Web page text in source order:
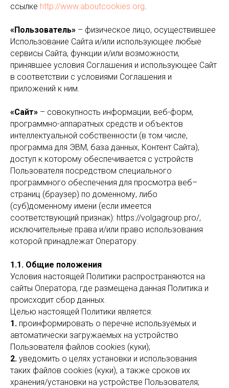
ссылке http://www.aboutcookies.org.
«Пользователь» – физическое лицо, осуществившее
Использование Сайта и/или использующее любые
сервисы Сайта, функции и/или возможности,
принявшее условия Соглашения и использующее Сайт
в соответствии с условиями Соглашения и
приложений к ним.
«Сайт» – совокупность информации, веб-форм,
программно-аппаратных средств и объектов
интеллектуальной собственности (в том числе,
программа для ЭВМ, база данных, Контент Сайта),
доступ к которому обеспечивается с устройств
Пользователя посредством специального
программного обеспечения для просмотра веб–
страниц (браузер) по доменному, либо
(суб)доменному имени (если имеется
соответствующий признак): https://volgagroup.pro/,
исключительные права и/или право использования
которой принадлежат Оператору.
1.1. Общие положения
Условия настоящей Политики распространяются на
сайты Оператора, где размещена данная Политика и
происходит сбор данных.
Целью настоящей Политики является:
1. проинформировать о перечне используемых и
автоматически загружаемых на устройство
Пользователя файлов cookies (куки);
2. уведомить о целях установки и использования
таких файлов cookies (куки), а также сроков их
хранения/установки на устройстве Пользователя;